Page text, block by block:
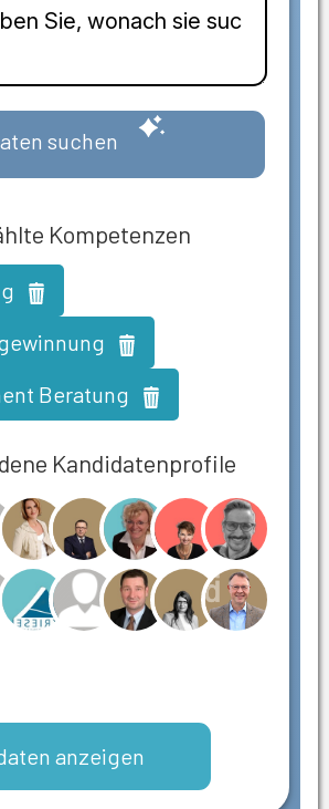
suchen
Kompetenzen
Beratung
Kandidatenprofile
anzeigen